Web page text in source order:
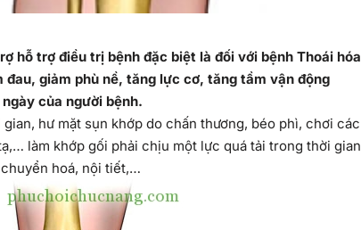
hỗ trợ điều trị bệnh đặc biệt là đối với bệnh Thoái hóa
giảm phù nề, tăng lực cơ, tăng tầm vận động
của người bệnh.
hư mặt sụn khớp do chấn thương, béo phì, chơi các
làm khớp gối phải chịu một lực quá tải trong thời gian
hoá, nội tiết,…